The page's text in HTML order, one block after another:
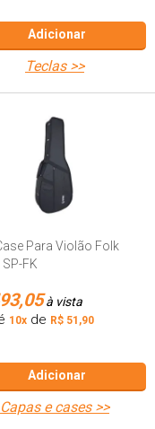
Adicionar
teclas >>
Para Violão Folk
FK
à vista
10x de R$ 51,90
Adicionar
capas e cases >>